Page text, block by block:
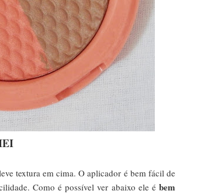
textura em cima. O aplicador é bem fácil de
Como é possível ver abaixo ele é bem